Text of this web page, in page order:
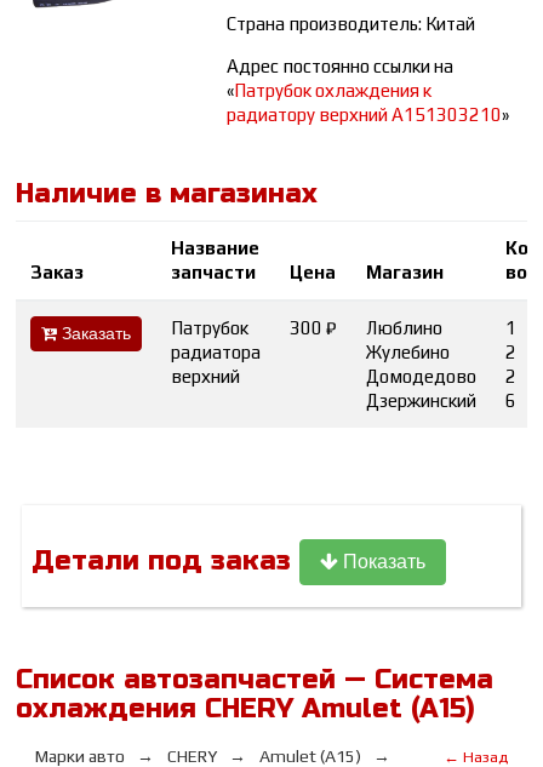
Страна производитель: Китай
Адрес постоянно ссылки на
«Патрубок охлаждения к
радиатору верхний A151303210»
Наличие в магазинах
Заказ
Название
запчасти
Цена Магазин
во
Заказать
Патрубок
радиатора
верхний
300 ₽
Люблино
Жулебино
Домодедово
Дзержинский
1
2
2
6
Детали под заказ Показать
Список автозапчастей — Система
охлаждения CHERY Amulet (A15)
Марки авто CHERY
Amulet (A15)
← Назад